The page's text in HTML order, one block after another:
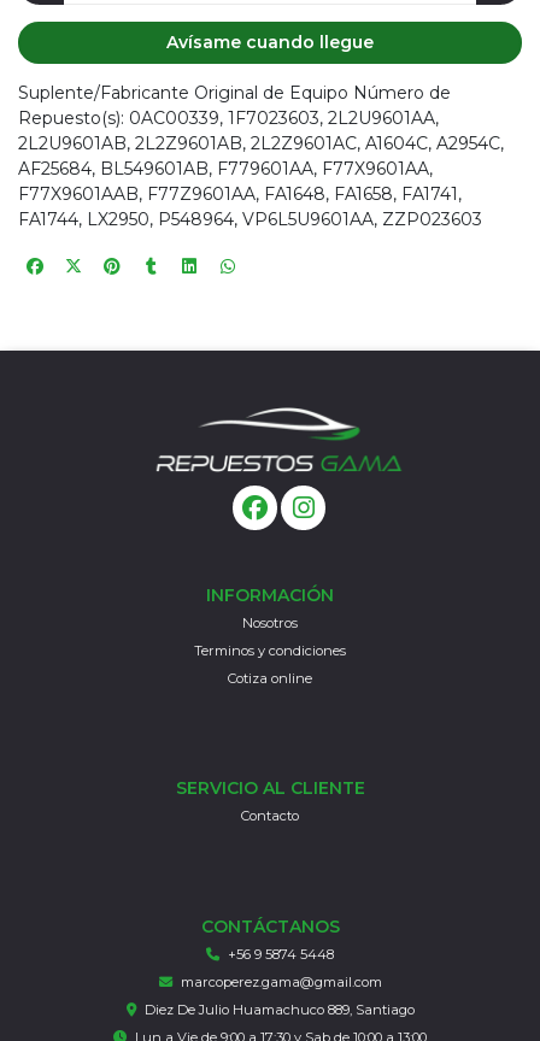
Avísame cuando llegue
Suplente/Fabricante Original de Equipo Número de
Repuesto(s): 0AC00339, 1F7023603, 2L2U9601AA,
2L2U9601AB, 2L2Z9601AB, 2L2Z9601AC, A1604C, A2954C,
AF25684, BL549601AB, F779601AA, F77X9601AA,
F77X9601AAB, F77Z9601AA, FA1648, FA1658, FA1741,
FA1744, LX2950, P548964, VP6L5U9601AA, ZZP023603
INFORMACIÓN
Nosotros
Terminos y condiciones
Cotiza online
SERVICIO AL CLIENTE
Contacto
CONTÁCTANOS
+56 9 5874 5448
marcoperez.gama@gmail.com
Diez De Julio Huamachuco 889, Santiago
Lun a Vie de 9:00 a 17:30 y Sab de 10:00 a 13:00